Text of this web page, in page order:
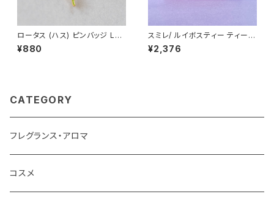
ロータス (ハス) ピンバッジ Lot
us
¥880
スミレ/ ルイボスティー ティーバ
ッグ 24個入り La Maison de
la Violette ノンカフェイン フラ
¥2,376
CATEGORY
フレグランス・アロマ
コスメ